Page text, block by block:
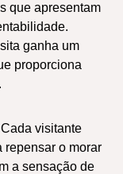
que apresentam
ganha um
proporciona
visitante
repensar o morar
a sensação de